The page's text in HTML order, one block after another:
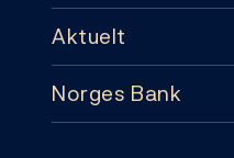
Tema
Pengepolitikk
Aktuelt
Aktuelt
Norges Bank